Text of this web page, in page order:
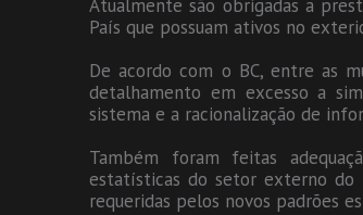
Atualmente são obrigadas a
País que possuam ativos no
De acordo com o BC, entre as
detalhamento em excesso a
sistema e a racionalização de
Também foram feitas
estatísticas do setor externo do
requeridas pelos novos padrões